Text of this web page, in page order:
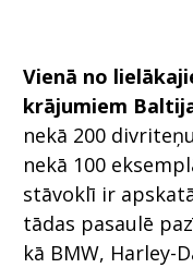
Vienā no
krājumiem
nekā 200
nekā 100
stāvoklī ir
tādas pasaulē
kā BMW, Harley-